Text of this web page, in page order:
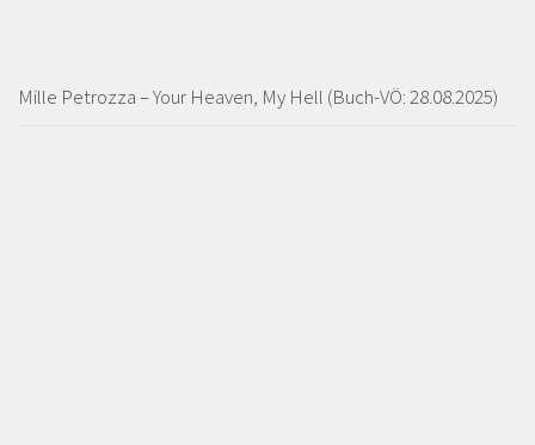
Mille Petrozza – Your Heaven, My Hell (Buch-VÖ: 28.08.2025)